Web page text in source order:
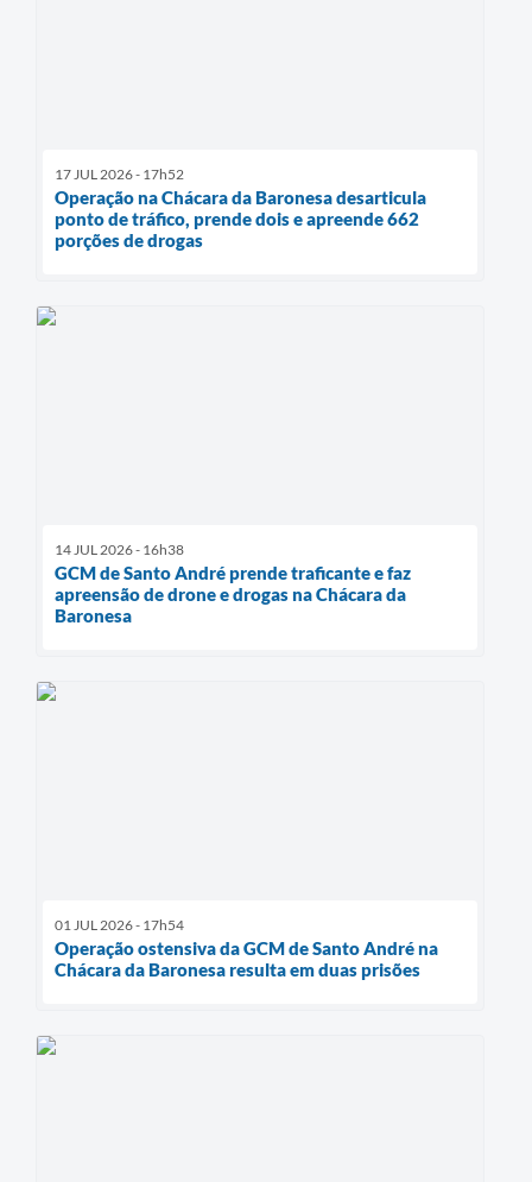
17 JUL 2026 - 17h52
Operação na Chácara da Baronesa desarticula
ponto de tráfico, prende dois e apreende 662
porções de drogas
14 JUL 2026 - 16h38
GCM de Santo André prende traficante e faz
apreensão de drone e drogas na Chácara da
Baronesa
01 JUL 2026 - 17h54
Operação ostensiva da GCM de Santo André na
Chácara da Baronesa resulta em duas prisões